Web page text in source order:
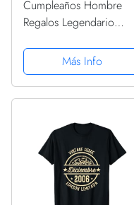
Cumpleaños Hombre
Regalos Legendario
CamisetaMás Info